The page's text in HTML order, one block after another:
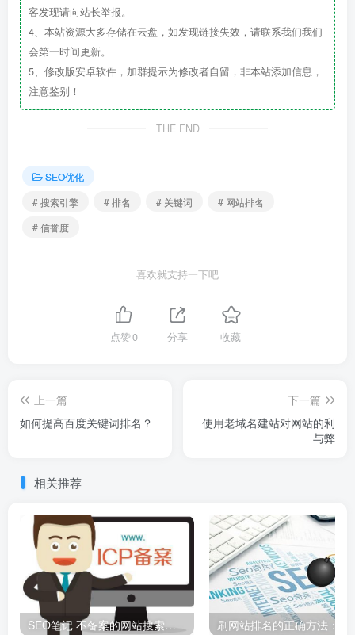
客发现请向站长举报。
4、本站资源大多存储在云盘，如发现链接失效，请联系我们我们
会第一时间更新。
5、修改版安卓软件，加群提示为修改者自留，非本站添加信息，
注意鉴别！
THE END
SEO优化
# 搜索引擎
# 排名 # 关键词
# 网站排名
# 信誉度
喜欢就支持一下吧
点赞0 分享 收藏
上一篇
如何提高百度关键词排名？
下一篇
使用老域名建站对网站的利
与弊
相关推荐
SEO笔记 不备案的网站搜索引擎不收录吗？